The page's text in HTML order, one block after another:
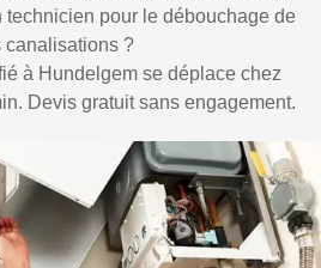
technicien pour le débouchage de
canalisations ?
à Hundelgem se déplace chez
Devis gratuit sans engagement.